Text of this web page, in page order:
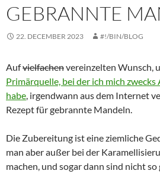
GEBRANNTE
22. DECEMBER 2023 #!/BIN/BLOG
Aufvielfachenvereinzelten Wunsch,
Primärquelle, bei der ich mich
habe, irgendwann aus dem Internet
Rezept für gebrannte Mandeln.
Die Zubereitung ist eine ziemliche
man aber außer bei der
machen, und sogar dann sind nicht